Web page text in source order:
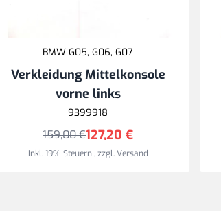
BMW G05, G06, G07
Verkleidung Mittelkonsole
vorne links
9399918
127,20 €
159,00 €
Inkl. 19% Steuern,zzgl.Versand